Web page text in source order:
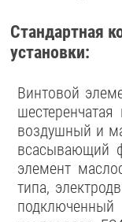
Стандартная
установки:
Винтовой
воздушный и
всасывающий
элемент
типа,